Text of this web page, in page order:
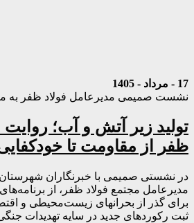
17 - مرداد - 1405
نشست صمیمی مدیرعامل فولاد ظفر به
تولید زیر آتش و آب؛ روایت
ظفر از مقاومت تا
در نشستی صمیمی با خبرنگاران شهرستان
مدیرعامل مجتمع فولاد ظفر، از
برای گذر از بحرانهای زیست‌محیطی و
ثبت رکوردهای جدید در سایه تهدیدات